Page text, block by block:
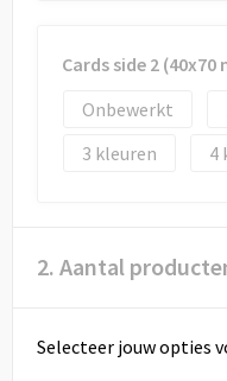
Cards side 2 (40x70
Onbewerkt
3
4
2. Aantal
Selecteer jouw opties